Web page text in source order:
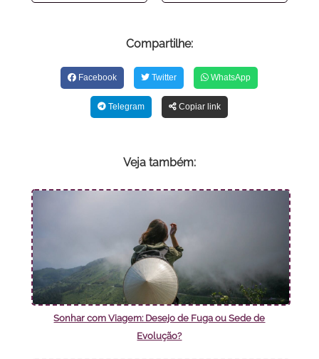
Compartilhe:
Facebook Twitter WhatsApp
Telegram Copiar link
Veja também:
Sonhar com Viagem: Desejo de Fuga ou Sede de
Evolução?